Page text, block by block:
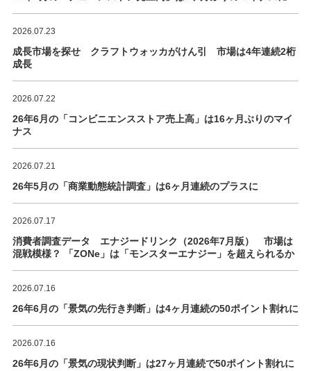
2026.07.23
成長市場を探せ クラフトウォッカがけん引 市場は4年連続2桁
成長
2026.07.22
26年6月の「コンビニエンスストア売上高」は16ヶ月ぶりのマイ
ナス
2026.07.21
26年5月の「商業動態統計調査」は6ヶ月連続のプラスに
2026.07.17
消費者調査データ エナジードリンク（2026年7月版） 市場は
混戦模様？ 「ZONe」は「モンスターエナジー」を超えられるか
2026.07.16
26年6月の「景気の先行き判断」は4ヶ月連続の50ポイント割れに
2026.07.16
26年6月の「景気の現状判断」は27ヶ月連続で50ポイント割れに